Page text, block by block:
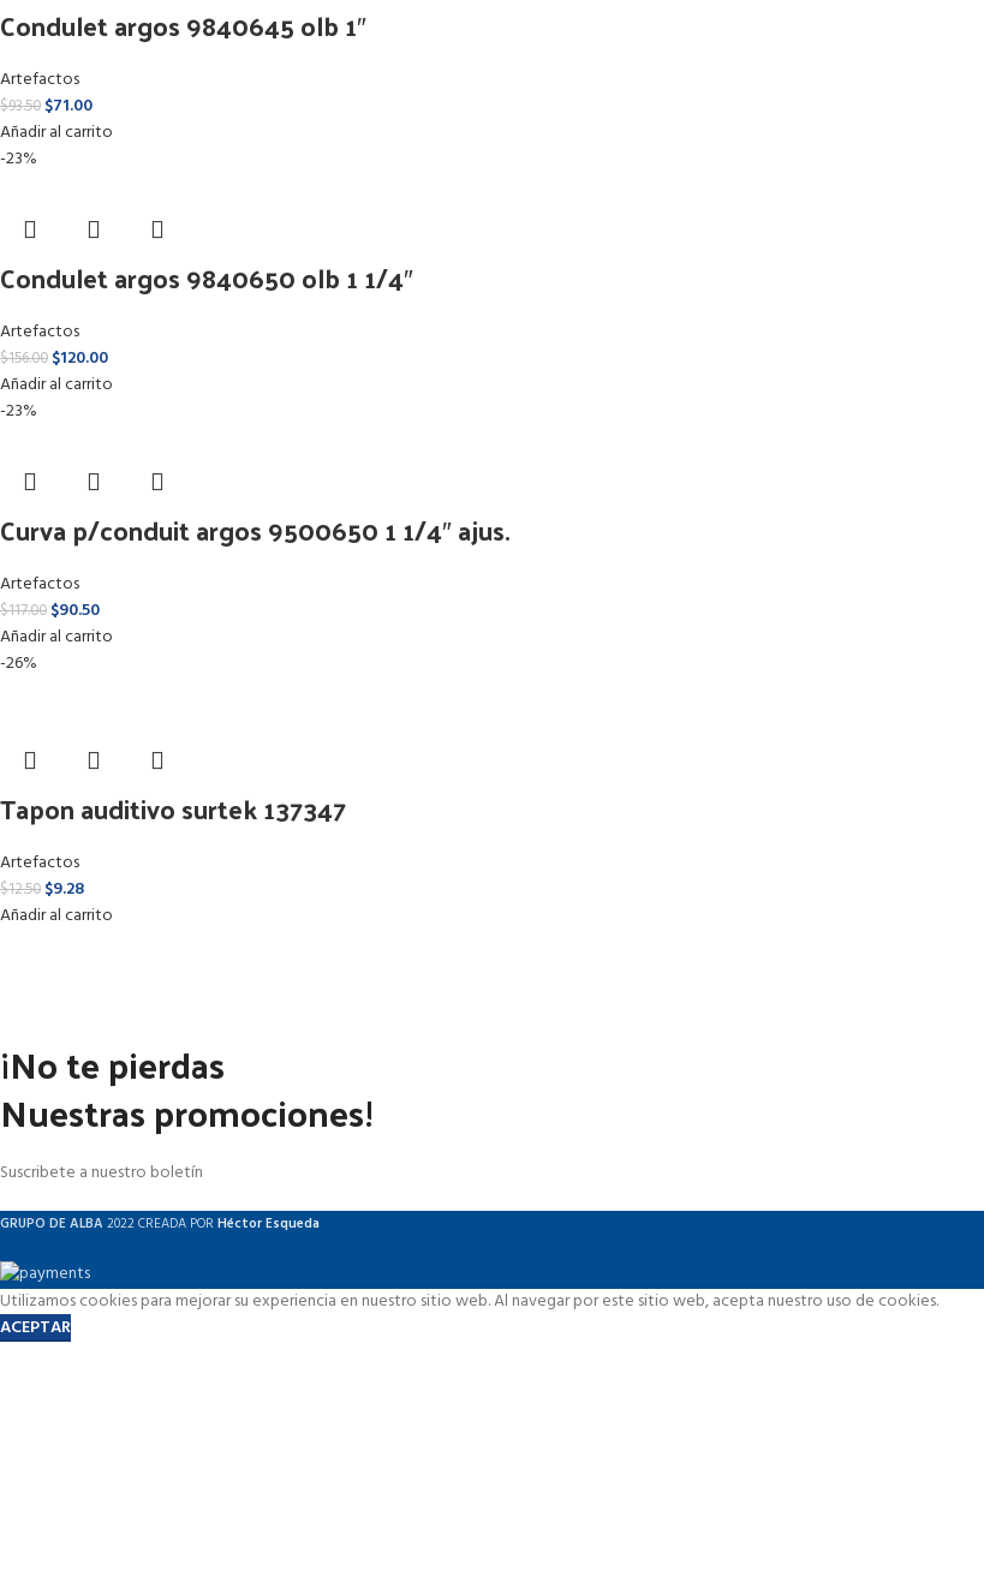
Condulet argos 9840645 olb 1″
Artefactos
$93.50 $71.00
Añadir al carrito
-23%
Condulet argos 9840650 olb 1 1/4″
Artefactos
$156.00 $120.00
Añadir al carrito
-23%
Curva p/conduit argos 9500650 1 1/4″ ajus.
Artefactos
$117.00 $90.50
Añadir al carrito
-26%
Tapon auditivo surtek 137347
Artefactos
$12.50 $9.28
Añadir al carrito
¡No te pierdas
Nuestras promociones!
Suscribete a nuestro boletín
GRUPO DE ALBA 2022 CREADA PORHéctor Esqueda
Utilizamos cookies para mejorar su experiencia en nuestro sitio web. Al navegar por este sitio web, acepta nuestro uso de cookies.
ACEPTAR